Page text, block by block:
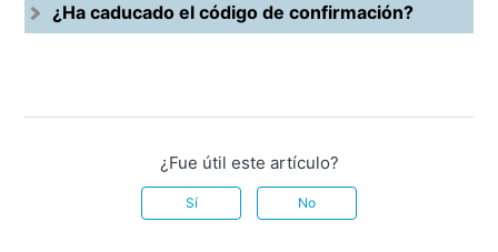
¿Ha caducado el código de confirmación?
¿Fue útil este artículo?
Sí No